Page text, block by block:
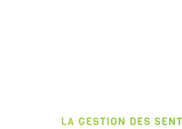
LA GESTION DES